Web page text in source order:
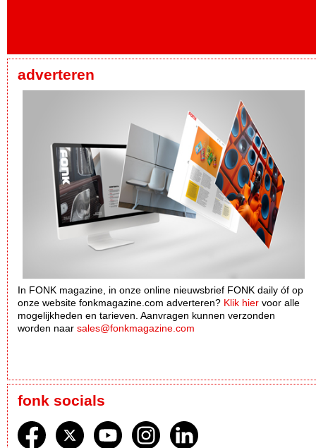
adverteren
In FONK magazine, in onze online nieuwsbrief FONK daily óf op
onze website fonkmagazine.com adverteren? Klik hier voor alle
mogelijkheden en tarieven. Aanvragen kunnen verzonden
worden naar sales@fonkmagazine.com
fonk socials